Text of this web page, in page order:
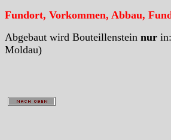
Fundort, Vorkommen, Abbau,
Abgebaut wird Bouteillenstein nur in:
Moldau)